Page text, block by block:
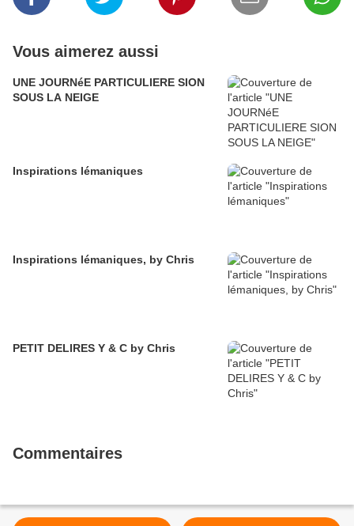
Vous aimerez aussi
UNE JOURNéE PARTICULIERE SION
SOUS LA NEIGE
Inspirations lémaniques
Inspirations lémaniques, by Chris
PETIT DELIRES Y & C by Chris
Commentaires